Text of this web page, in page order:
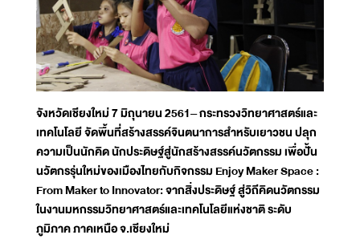
จังหวัดเชียงใหม่ 7 มิถุนายน 2561– กระทรวงวิทยาศาสตร์และ
เทคโนโลยี จัดพื้นที่สร้างสรรค์จินตนาการสำหรับเยาวชน ปลุก
ความเป็นนักคิด นักประดิษฐ์สู่นักสร้างสรรค์นวัตกรรม เพื่อปั้น
นวัตกรรุ่นใหม่ของเมืองไทยกับกิจกรรม Enjoy Maker Space :
From Maker to Innovator: จากสิ่งประดิษฐ์ สู่วิถีคิดนวัตกรรม
ในงานมหกรรมวิทยาศาสตร์และเทคโนโลยีแห่งชาติ ระดับ
ภูมิภาค ภาคเหนือ จ.เชียงใหม่